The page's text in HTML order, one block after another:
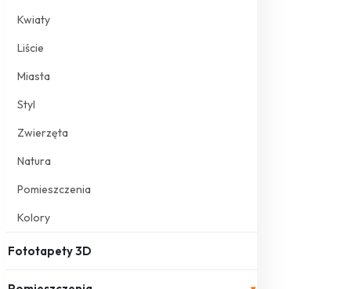
Kwiaty
Liście
Miasta
Styl
Zwierzęta
Natura
Pomieszczenia
Kolory
Fototapety 3D